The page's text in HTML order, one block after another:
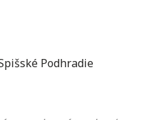
Podhradie